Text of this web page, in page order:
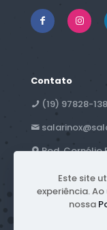
Contato
(19) 97828-
Rod. Cornélio
Este site
experiência.
nossa